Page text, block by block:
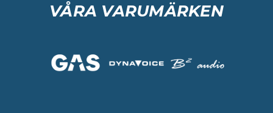
VÅRA VARUMÄRKEN